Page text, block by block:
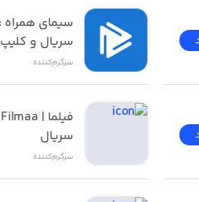
Test
سریال و کلیپ
سرگرم‌کننده
سریال
سرگرم‌کننده